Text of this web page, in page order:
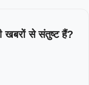
से संतुष्ट हैं?